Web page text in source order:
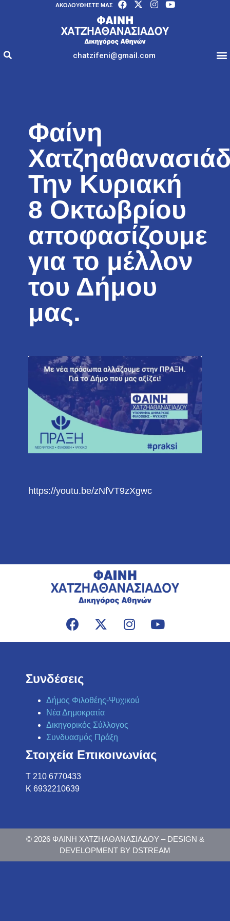
AΚΟΛΟΥΘΉΣΤΕ ΜΑΣ
chatzifeni@gmail.com
Φαίνη
Την Κυριακή
8 Οκτωβρίου
αποφασίζουμε
για το μέλλον
του Δήμου
μας.
https://youtu.be/zNfVT9zXgwc
Συνδέσεις
Δήμος Φιλοθέης-Ψυχικού
Νέα Δημοκρατία
Δικηγορικός Σύλλογος
Συνδυασμός Πράξη
Στοιχεία Επικοινωνίας
Τ 210 6770433
K 6932210639
© 2026 ΦΑΙΝΗ ΧΑΤΖΗΑΘΑΝΑΣΙΑΔΟΥ – DESIGN &
DEVELOPMENT BY DSTREAM